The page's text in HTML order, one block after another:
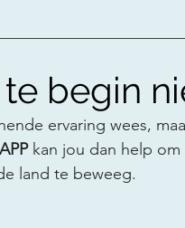
begin
ervaring wees,
kan jou dan help om
land te beweeg.